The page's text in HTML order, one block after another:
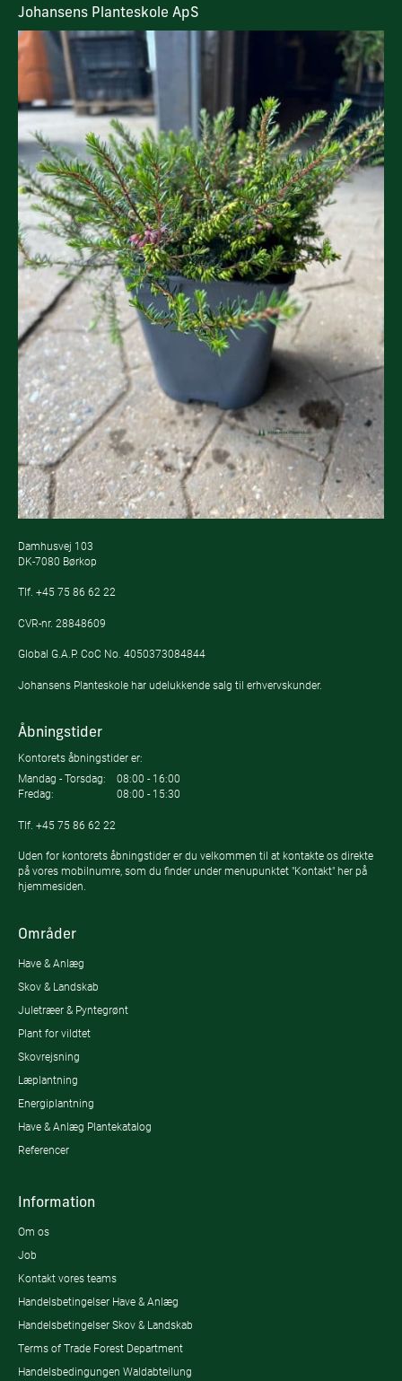
Johansens Planteskole ApS
Damhusvej 103
DK-7080 Børkop
Tlf. +45 75 86 62 22
CVR-nr. 28848609
Global G.A.P. CoC No. 4050373084844
Johansens Planteskole har udelukkende salg til erhvervskunder.
Åbningstider
Kontorets åbningstider er:
Mandag - Torsdag:
08:00 - 16:00
Fredag:
08:00 - 15:30
Tlf. +45 75 86 62 22
Uden for kontorets åbningstider er du velkommen til at kontakte os direkte
på vores mobilnumre, som du finder under menupunktet "Kontakt" her på
hjemmesiden.
Områder
Have & Anlæg
Skov & Landskab
Juletræer & Pyntegrønt
Plant for vildtet
Skovrejsning
Læplantning
Energiplantning
Have & Anlæg Plantekatalog
Referencer
Information
Om os
Job
Kontakt vores teams
Handelsbetingelser Have & Anlæg
Handelsbetingelser Skov & Landskab
Terms of Trade Forest Department
Handelsbedingungen Waldabteilung